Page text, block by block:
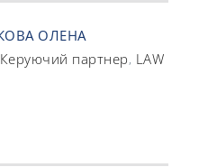
ОЛЕНА
партнер, LAW